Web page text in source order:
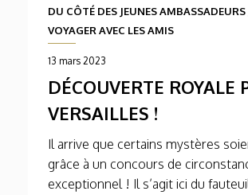
DU CÔTÉ DES JEUNES AMBASSADEURS
VOYAGER AVEC LES AMIS
13 mars 2023
DÉCOUVERTE ROYALE
VERSAILLES !
Il arrive que certains mystères
grâce à un concours de
exceptionnel ! Il s’agit ici du